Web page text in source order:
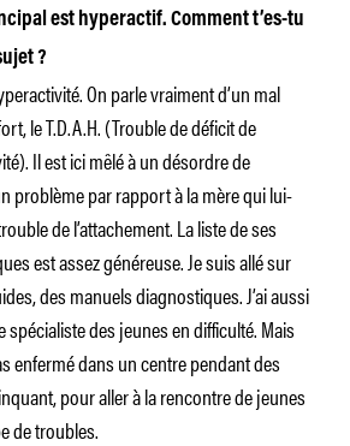
est hyperactif. Comment t’es-tu
?
On parle vraiment d’un mal
le T.D.A.H. (Trouble de déficit de
Il est ici mêlé à un désordre de
problème par rapport à la mère qui lui-
de l’attachement. La liste de ses
est assez généreuse. Je suis allé sur
des manuels diagnostiques. J’ai aussi
des jeunes en difficulté. Mais
enfermé dans un centre pendant des
pour aller à la rencontre de jeunes
de troubles.